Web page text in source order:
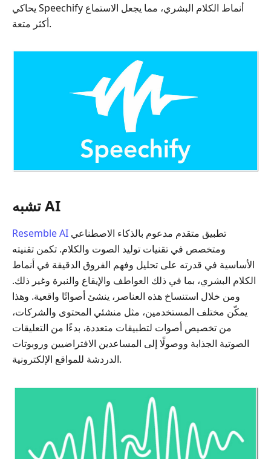
يحاكي Speechify أنماط الكلام البشري، مما يجعل الاستماع
أكثر متعة.
تشبه AI
Resemble AI
ومتخصص في تقنيات توليد الصوت والكلام. تكمن تقنيته
الأساسية في قدرته على تحليل وفهم الفروق الدقيقة في أنماط
الكلام البشري، بما في ذلك العواطف والإيقاع والنبرة وغير ذلك.
ومن خلال استنساخ هذه العناصر، ينشئ أصواتًا واقعية. وهذا
يمكّن مختلف المستخدمين، مثل منشئي المحتوى والشركات،
من تخصيص أصوات لتطبيقات متعددة، بدءًا من التعليقات
الصوتية الجذابة ووصولًا إلى المساعدين الافتراضيين وروبوتات
الدردشة للمواقع الإلكترونية.